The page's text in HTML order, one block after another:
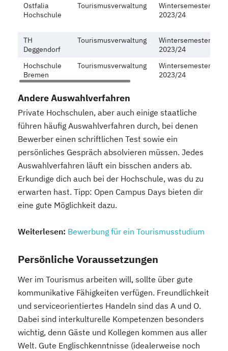
Ostfalia
Hochschule
Tourismusverwaltung
Wintersemester
2023/24
TH
Deggendorf
Tourismusverwaltung
Wintersemester
2023/24
Hochschule
Bremen
Tourismusverwaltung
Wintersemester
2023/24
Andere Auswahlverfahren
Private Hochschulen, aber auch einige staatliche
führen häufig Auswahlverfahren durch, bei denen
Bewerber einen schriftlichen Test sowie ein
persönliches Gespräch absolvieren müssen. Jedes
Auswahlverfahren läuft ein bisschen anders ab.
Erkundige dich auch bei der Hochschule, was du zu
erwarten hast. Tipp: Open Campus Days bieten dir
eine gute Möglichkeit dazu.
Weiterlesen: Bewerbung für ein Tourismusstudium
Persönliche Voraussetzungen
Wer im Tourismus arbeiten will, sollte über gute
kommunikative Fähigkeiten verfügen. Freundlichkeit
und serviceorientiertes Handeln sind das A und O.
Dabei sind interkulturelle Kompetenzen besonders
wichtig, denn Gäste und Kollegen kommen aus aller
Welt. Gute Englischkenntnisse (idealerweise noch